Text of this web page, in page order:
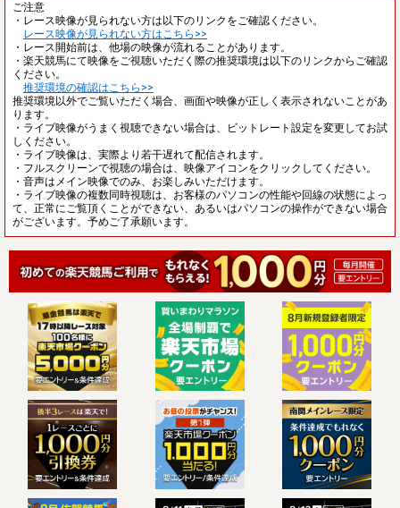
ご注意
・レース映像が見られない方は以下のリンクをご確認ください。
レース映像が見られない方はこちら>>
・レース開始前は、他場の映像が流れることがあります。
・楽天競馬にて映像をご視聴いただく際の推奨環境は以下のリンクからご確認
ください。
推奨環境の確認はこちら>>
推奨環境以外でご覧いただく場合、画面や映像が正しく表示されないことがあ
ります。
・ライブ映像がうまく視聴できない場合は、ビットレート設定を変更してお試
しください。
・ライブ映像は、実際より若干遅れて配信されます。
・フルスクリーンで視聴の場合は、映像アイコンをクリックしてください。
・音声はメイン映像でのみ、お楽しみいただけます。
・ライブ映像の複数同時視聴は、お客様のパソコンの性能や回線の状態によっ
て、正常にご覧頂くことができない、あるいはパソコンの操作ができない場合
がございます。予めご了承願います。